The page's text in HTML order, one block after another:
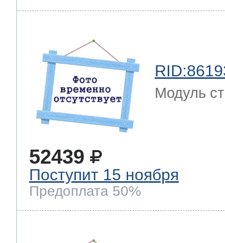
Модуль
52439
Поступит 15 ноября
Предоплата 50%